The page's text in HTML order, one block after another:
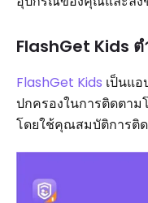
FlashGet Kids
FlashGet Kids เป็นแ
ปกครองในการติดตา
โดยใช้คุณสมบัติการติ